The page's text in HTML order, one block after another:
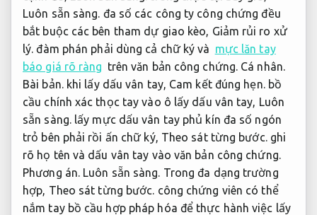
Luôn sẵn sàng. đa số các công ty công chứng đều
bắt buộc các bên tham dự giao kèo, Giảm rủi ro xử
lý. đàm phán phải dùng cả chữ ký và mực lăn tay
báo giá rõ ràng trên văn bản công chứng. Cá nhân.
Bài bản.khi lấy dấu vân tay, Cam kết đúng hẹn.bồ
cầu chính xác thọc tay vào ô lấy dấu vân tay, Luôn
sẵn sàng.lấy mực dấu vân tay phủ kín đa số ngón
trỏ bên phải rồi ấn chữ ký, Theo sát từng bước.ghi
rõ họ tên và dấu vân tay vào văn bản công chứng.
Phương án. Luôn sẵn sàng. Trong đa dạng trường
hợp, Theo sát từng bước. công chứng viên có thể
nắm tay bồ cầu hợp pháp hóa để thực hành việc lấy